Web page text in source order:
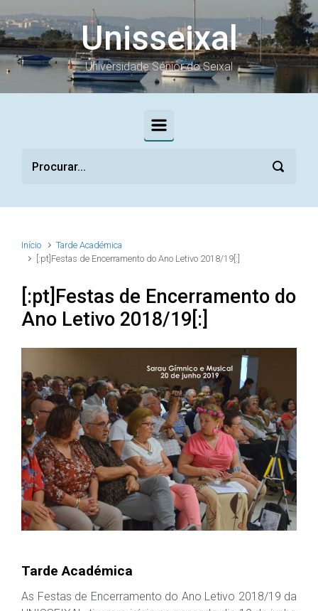
Skip to main content
Unisseixal
Universidade Sénior do Seixal
Início
Tarde Académica
[:pt]Festas de Encerramento do Ano Letivo 2018/19[:]
[:pt]Festas de Encerramento do
Ano Letivo 2018/19[:]
Tarde Académica
As Festas de Encerramento do Ano Letivo 2018/19 da